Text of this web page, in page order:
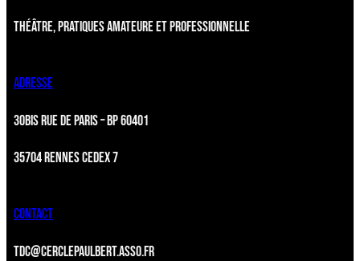
THÉÂTRE, PRATIQUES AMATEURE ET PROFESSIONNELLE
ADRESSE
30BIS RUE DE PARIS – BP 60401
35704 RENNES CEDEX 7
CONTACT
TDC@CERCLEPAULBERT.ASSO.FR